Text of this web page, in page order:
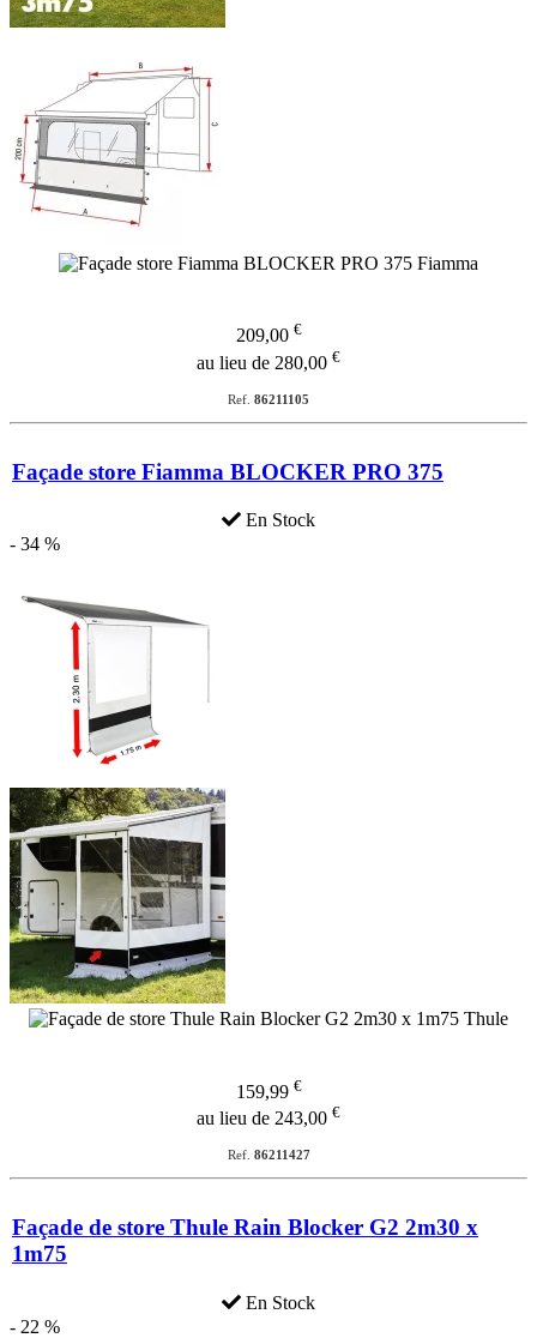
209,00 €
au lieu de 280,00 €
Ref. 86211105
Façade store Fiamma BLOCKER PRO 375
En Stock
- 34 %
159,99 €
au lieu de 243,00 €
Ref. 86211427
Façade de store Thule Rain Blocker G2 2m30 x
1m75
En Stock
- 22 %